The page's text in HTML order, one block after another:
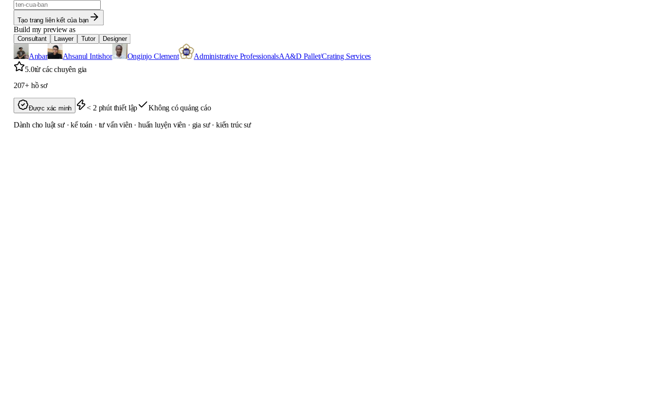
Tạo trang liên kết của bạn
Build my preview as
Consultant Lawyer Tutor Designer
Anbar Ahsanul Intishor Onginjo Clement Administrative ProfessionalsAA&D Pallet/Crating Services
5.0từ các chuyên gia
207+ hồ sơ
Được xác minh < 2 phút thiết lập Không có quảng cáo
Dành cho luật sư · kế toán · tư vấn viên · huấn luyện viên · gia sư · kiến trúc sư